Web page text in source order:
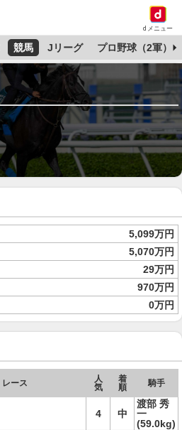
dメニュー
競馬 Jリーグ プロ野球（2軍）
5,099万円
5,070万円
29万円
970万円
0万円
レース
人
気
着
順
騎手
4 中
渡部 秀
一
(59.0kg)